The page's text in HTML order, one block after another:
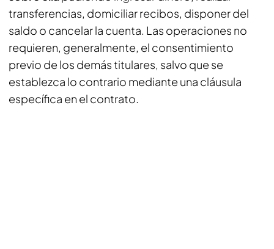
transferencias, domiciliar recibos, disponer del
saldo o cancelar la cuenta. Las operaciones no
requieren, generalmente, el consentimiento
previo de los demás titulares, salvo que se
establezca lo contrario mediante una cláusula
específica en el contrato.